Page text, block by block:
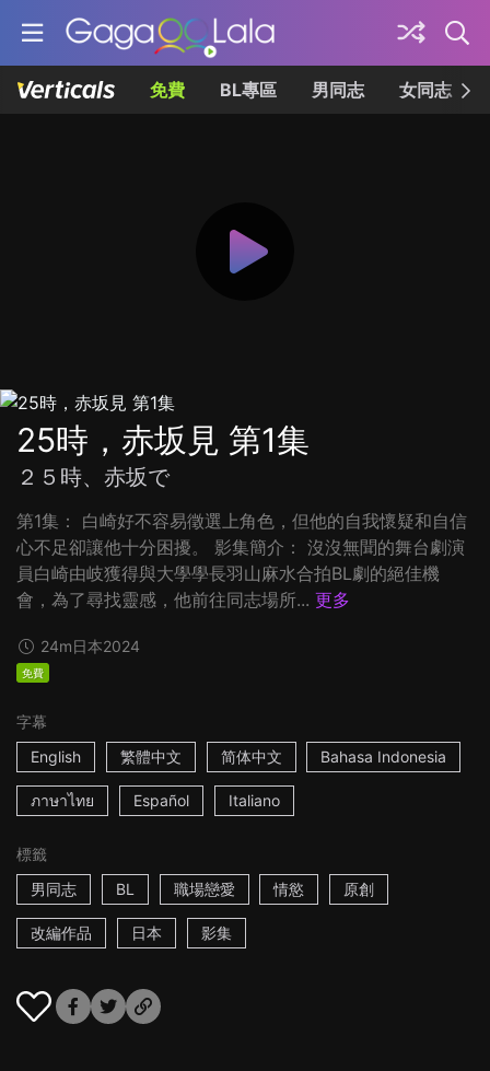
免費 BL專區 男同志 女同志
25時，赤坂見 第1集
２５時、赤坂で
第1集： 白崎好不容易徵選上角色，但他的自我懷疑和自信
心不足卻讓他十分困擾。 影集簡介： 沒沒無聞的舞台劇演
員白崎由岐獲得與大學學長羽山麻水合拍BL劇的絕佳機
會，為了尋找靈感，他前往同志場所... 更多
24m日本2024
免費
字幕
English
繁體中文 简体中文 Bahasa Indonesia
ภาษาไทย Español Italiano
標籤
男同志
BL 職場戀愛 情慾 原創
改編作品 日本 影集